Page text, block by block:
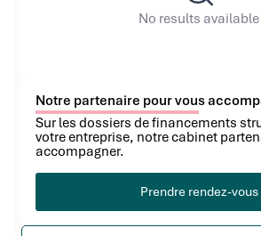
No results available
Notre partenaire pour vous
Sur les dossiers de financements
votre entreprise, notre cabinet
accompagner.
Prendre rendez-vous